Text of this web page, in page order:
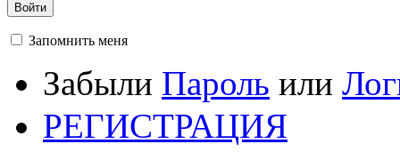
Войти
Запомнить меня
Забыли Пароль или
РЕГИСТРАЦИЯ